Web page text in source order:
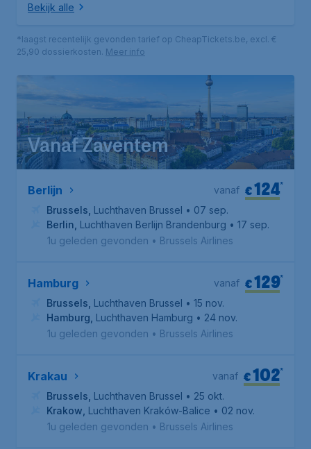
Bekijk alle
*laagst recentelijk gevonden tarief op CheapTickets.be, excl. €
25,90 dossierkosten. Meer info
Vanaf Zaventem
Berlijn €124*
vanaf
Brussels Luchthaven Brussel • 07 sep.
Berlin Luchthaven Berlijn Brandenburg • 17 sep.
1u geleden gevonden • Brussels Airlines
Hamburg €129*
vanaf
Brussels Luchthaven Brussel • 15 nov.
Hamburg Luchthaven Hamburg • 24 nov.
1u geleden gevonden • Brussels Airlines
Krakau €102*
vanaf
Brussels Luchthaven Brussel • 25 okt.
Krakow Luchthaven Kraków-Balice • 02 nov.
1u geleden gevonden • Brussels Airlines